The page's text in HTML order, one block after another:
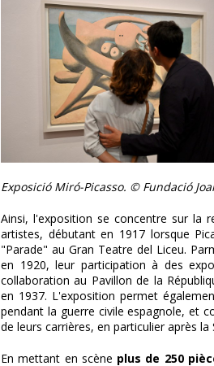
Exposició Miró-Picasso. © Fundació
Ainsi, l'exposition se concentre sur la
artistes, débutant en 1917 lorsque
"Parade" au Gran Teatre del Liceu.
en 1920, leur participation à des
collaboration au Pavillon de la
en 1937. L'exposition permet
pendant la guerre civile espagnole, et
de leurs carrières, en particulier après la
En mettant en scène plus de 250